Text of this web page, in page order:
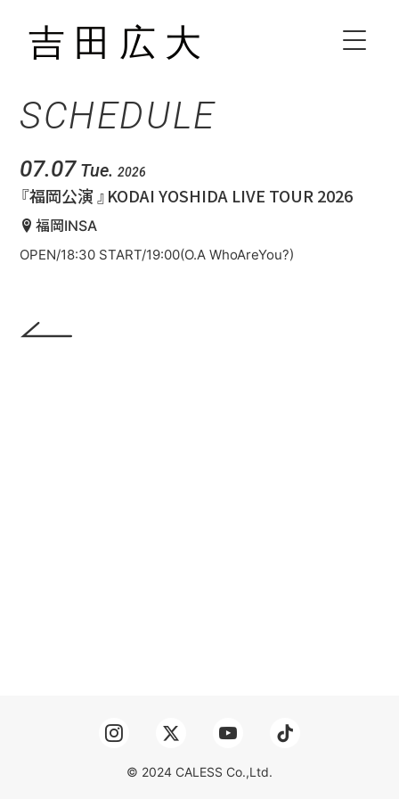
HOME
VIDEO
SCHEDULE
07.07 Tue. 2026
『福岡公演 』KODAI YOSHIDA LIVE TOUR 2026
福岡INSA
OPEN/18:30 START/19:00(O.A WhoAreYou?)
© 2024 CALESS Co.,Ltd.